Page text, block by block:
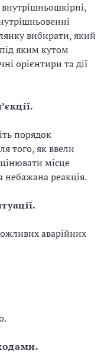
вибирати, який
яким кутом
орієнтири та дії
порядок
того, як ввели
місце
небажана реакція.
аварійних